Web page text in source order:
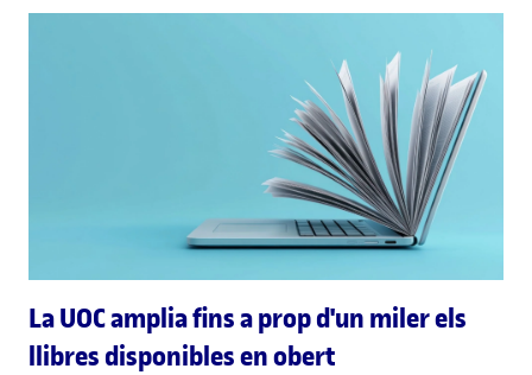
La UOC amplia fins a prop d'un miler els
llibres disponibles en obert